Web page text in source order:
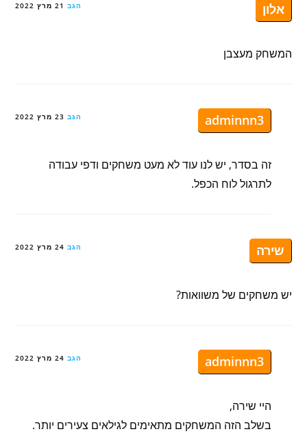
אלון הגב 21 מרץ 2022
המשחק מעצבן
adminnn3 הגב 23 מרץ 2022
זה בסדר, יש לנו עוד לא מעט משחקים ודפי עבודה
לתרגול לוח הכפל.
שירה הגב 24 מרץ 2022
יש משחקים של משוואות?
adminnn3 הגב 24 מרץ 2022
היי שירה,
בשלב הזה המשחקים מתאימים לגילאים צעירים יותר.